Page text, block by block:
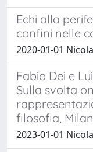
Echi alla
confini nelle
2020-01-01
Fabio Dei e
Sulla svolta
filosofia,
2023-01-01